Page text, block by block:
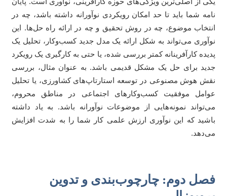
از اصلی‌ترین ویژگی‌های حوزه کارآفرینی، نوآوری است. پایان
شما باید تا حد امکان رویکردی نوآورانه داشته باشد، چه در
موضوع، چه در روش تحقیق و چه در ارائه راه حل‌ها. این
می‌تواند به شکل ارائه یک مدل جدید کسب‌وکار، تحلیل یک
کارآفرینانه کمتر بررسی شده، یا حتی به کارگیری یک رویکرد
برای حل یک مشکل قدیمی باشد. به عنوان مثال، بررسی
هوش مصنوعی در توسعه استارتاپ‌های کشاورزی، یا تحلیل
موفقیت کسب‌وکارهای اجتماعی در مناطق محروم،
نمونه‌هایی از موضوعات نوآورانه باشد. به یاد داشته
که این نوآوری ارزش علمی کار شما را به شدت افزایش
دوم: چارچوب‌بندی و تدوین